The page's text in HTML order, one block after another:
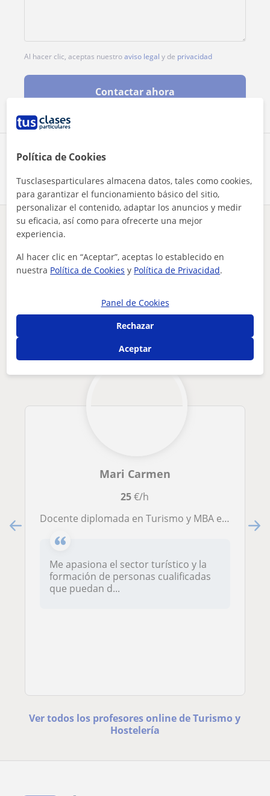
Comparte a este profesor
Al hacer clic, aceptas nuestroaviso legal y de privacidad
Contactar ahora
¿Hay algún error en este perfil?
Tus clases particulares On-line
Turismo y Hostelería
profesora de hosteleria y turismo, todas las asignaturas
Otros profesores online de Turismo y
Hostelería que pueden interesarte
Mari Carmen
25€/h
Docente diplomada en Turismo y MBA en Hospitality & Tourism Management, con más de 28 años de experiencia en el sector.
Me apasiona el sector turístico y la
formación de personas cualificadas
que puedan d...
Ver todos los profesores online de Turismo y
Hostelería
Política de Cookies
Tusclasesparticulares almacena datos, tales como cookies,
para garantizar el funcionamiento básico del sitio,
personalizar el contenido, adaptar los anuncios y medir
su eficacia, así como para ofrecerte una mejor
experiencia.
Al hacer clic en “Aceptar”, aceptas lo establecido en
nuestra Política de Cookies y Política de Privacidad.
Panel de Cookies
Rechazar
Aceptar